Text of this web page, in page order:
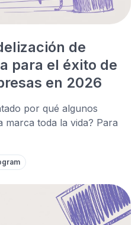
de
para el éxito de
en 2026
por qué algunos
marca toda la vida? Para